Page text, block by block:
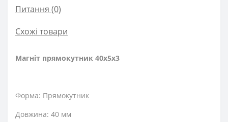
Питання (0)
Схожі товари
Магніт прямокутник 40x5x3
Форма: Прямокутник
Довжина: 40 мм